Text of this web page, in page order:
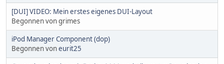
[DUI] VIDEO: Mein erstes eigenes DUI-Layout
Begonnen von grimes
iPod Manager Component (dop)
Begonnen voneurit25